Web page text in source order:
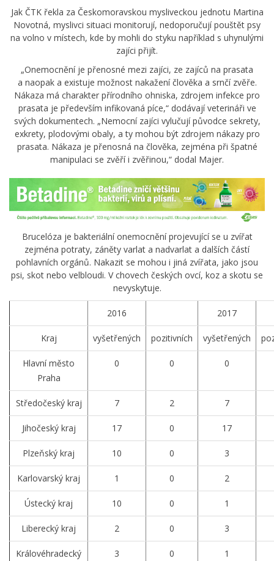
Jak ČTK řekla za Českomoravskou mysliveckou jednotu Martina
Novotná, myslivci situaci monitorují, nedoporučují pouštět psy
na volno v místech, kde by mohli do styku například s uhynulými
zajíci přijít.
„Onemocnění je přenosné mezi zajíci, ze zajíců na prasata
a naopak a existuje možnost nakažení člověka a srnčí zvěře.
Nákaza má charakter přírodního ohniska, zdrojem infekce pro
prasata je především infikovaná píce,“ dodávají veterináři ve
svých dokumentech. „Nemocní zajíci vylučují původce sekrety,
exkrety, plodovými obaly, a ty mohou být zdrojem nákazy pro
prasata. Nákaza je přenosná na člověka, zejména při špatné
manipulaci se zvěří i zvěřinou,“ dodal Majer.
Brucelóza je bakteriální onemocnění projevující se u zvířat
zejména potraty, záněty varlat a nadvarlat a dalších částí
pohlavních orgánů. Nakazit se mohou i jiná zvířata, jako jsou
psi, skot nebo velbloudi. V chovech českých ovcí, koz a skotu se
nevyskytuje.
2016 2017
Kraj vyšetřených pozitivních vyšetřených
Hlavní město
Praha
0 0 0
Středočeský kraj 7 2 7
Jihočeský kraj 17 0 17
Plzeňský kraj 10 0 3
Karlovarský kraj 1 0 2
Ústecký kraj 10 0 1
Liberecký kraj 2 0 3
Královéhradecký
3 0 1